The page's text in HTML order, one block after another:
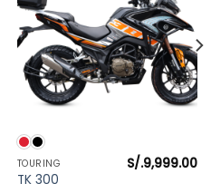
TOURING
TK 300
S/.9,999.00